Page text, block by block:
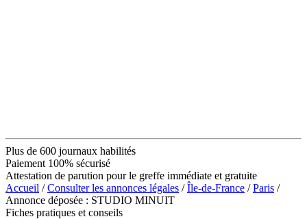
Plus de 600 journaux habilités
Paiement 100% sécurisé
Attestation de parution pour le greffe immédiate et gratuite
Accueil /Consulter les annonces légales /Île-de-France /Paris /
Annonce déposée : STUDIO MINUIT
Fiches pratiques et conseils